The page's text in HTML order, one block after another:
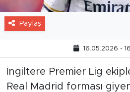
Paylaş
16.05.2026 -
İngiltere Premier Lig
Real Madrid forması giyen